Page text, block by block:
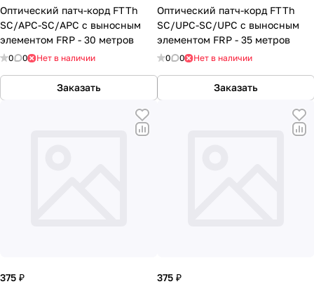
Оптический патч-корд FTTh
SC/APC-SC/APC с выносным
элементом FRP - 30 метров
0 0 Нет в наличии
Заказать
Оптический патч-корд FTTh
SC/UPC-SC/UPC с выносным
элементом FRP - 35 метров
0 0 Нет в наличии
Заказать
375 ₽
375 ₽